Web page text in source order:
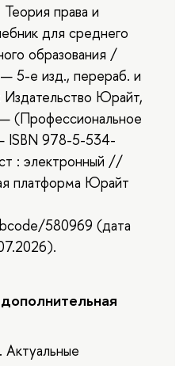
права и
для среднего
образования /
5-е изд., перераб. и
Юрайт,
(Профессиональное
ISBN 978-5-534-
: электронный //
платформа Юрайт
580969 (дата